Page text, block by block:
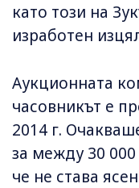
като този на
изработен
Аукционната
часовникът е
2014 г.
за между 30
че не става